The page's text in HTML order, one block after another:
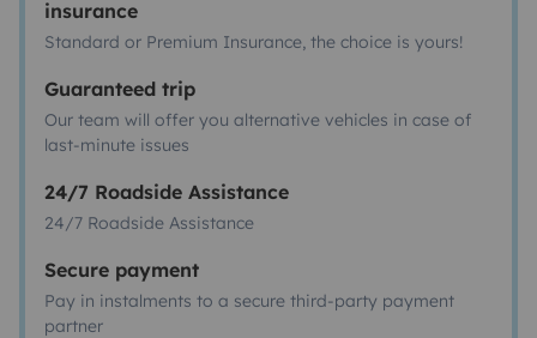
insurance
Standard or Premium Insurance, the choice is yours!
Guaranteed trip
Our team will offer you alternative vehicles in case of
last-minute issues
24/7 Roadside Assistance
24/7 Roadside Assistance
Secure payment
Pay in instalments to a secure third-party payment
partner